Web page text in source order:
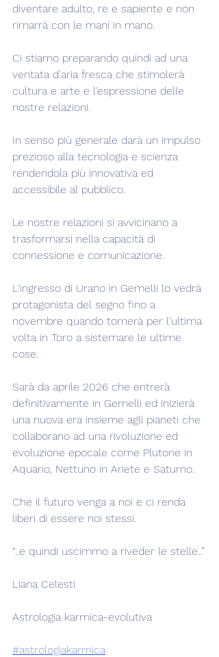
diventare adulto, re e sapiente e non
rimarrà con le mani in mano.
Ci stiamo preparando quindi ad una
ventata d'aria fresca che stimolerà
cultura e arte e l'espressione delle
nostre relazioni.
In senso più generale darà un impulso
prezioso alla tecnologia e scienza
rendendola più innovativa ed
accessibile al pubblico.
Le nostre relazioni si avvicinano a
trasformarsi nella capacità di
connessione e comunicazione.
L'ingresso di Urano in Gemelli lo vedrà
protagonista del segno fino a
novembre quando tornerà per l'ultima
volta in Toro a sistemare le ultime
cose.
Sarà da aprile 2026 che entrerà
definitivamente in Gemelli ed inizierà
una nuova era insieme agli pianeti che
collaborano ad una rivoluzione ed
evoluzione epocale come Plutone in
Aquario, Nettuno in Ariete e Saturno.
Che il futuro venga a noi e ci renda
liberi di essere noi stessi.
“..e quindi uscimmo a riveder le stelle..”
Liana Celesti
Astrologia karmica-evolutiva
#astrologiakarmica